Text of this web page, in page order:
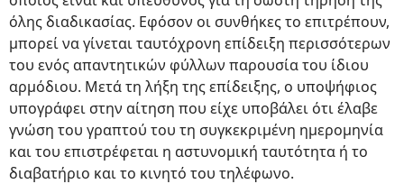
όλης διαδικασίας. Εφόσον οι συνθήκες το επιτρέπουν,
μπορεί να γίνεται ταυτόχρονη επίδειξη περισσότερων
του ενός απαντητικών φύλλων παρουσία του ίδιου
αρμόδιου. Μετά τη λήξη της επίδειξης, ο υποψήφιος
υπογράφει στην αίτηση που είχε υποβάλει ότι έλαβε
γνώση του γραπτού του τη συγκεκριμένη ημερομηνία
και του επιστρέφεται η αστυνομική ταυτότητα ή το
διαβατήριο και το κινητό του τηλέφωνο.